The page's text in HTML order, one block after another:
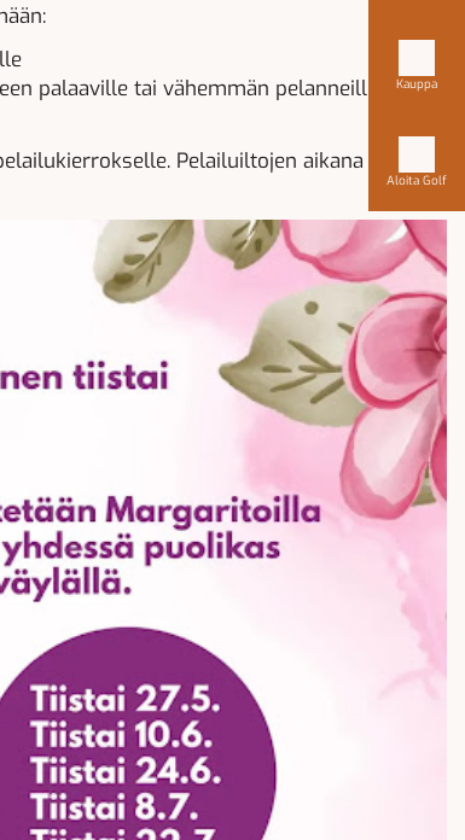
Kauppa
Aloita Golf
palaaville tai vähemmän pelanneille
Pelailuiltojen aikana